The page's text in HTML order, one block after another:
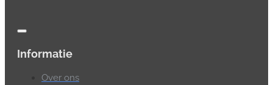
Informatie
Over ons